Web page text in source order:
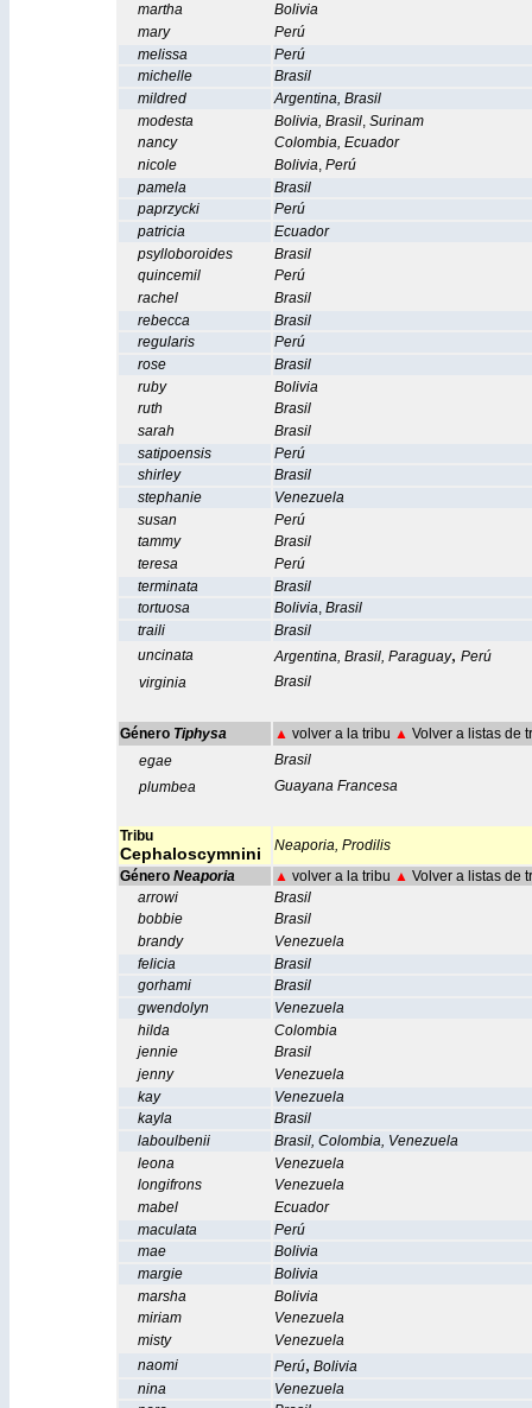
martha
Bolivia
mary
Perú
melissa
Perú
michelle
Brasil
mildred
Argentina, Brasil
modesta
Bolivia, Brasil, Surinam
nancy
Colombia, Ecuador
nicole
Bolivia, Perú
pamela
Brasil
paprzycki
Perú
patricia
Ecuador
psylloboroides
Brasil
quincemil
Perú
rachel
Brasil
rebecca
Brasil
regularis
Perú
rose
Brasil
ruby
Bolivia
ruth
Brasil
sarah
Brasil
satipoensis
Perú
shirley
Brasil
stephanie
Venezuela
susan
Perú
tammy
Brasil
teresa
Perú
terminata
Brasil
tortuosa
Bolivia, Brasil
traili
Brasil
uncinata
Argentina, Brasil, Paraguay, Perú
virginia
Brasil
Género Tiphysa ▲ volver a la tribu ▲ Volver a listas de
egae
Brasil
plumbea
Guayana Francesa
Tribu
Cephaloscymnini Neaporia, Prodilis
Género Neaporia ▲ volver a la tribu ▲ Volver a listas de
arrowi
Brasil
bobbie
Brasil
brandy
Venezuela
felicia
Brasil
gorhami
Brasil
gwendolyn
Venezuela
hilda
Colombia
jennie
Brasil
jenny
Venezuela
kay
Venezuela
kayla
Brasil
laboulbenii
Brasil, Colombia, Venezuela
leona
Venezuela
longifrons
Venezuela
mabel
Ecuador
maculata
Perú
mae
Bolivia
margie
Bolivia
marsha
Bolivia
miriam
Venezuela
misty
Venezuela
naomi
Perú, Bolivia
nina
Venezuela